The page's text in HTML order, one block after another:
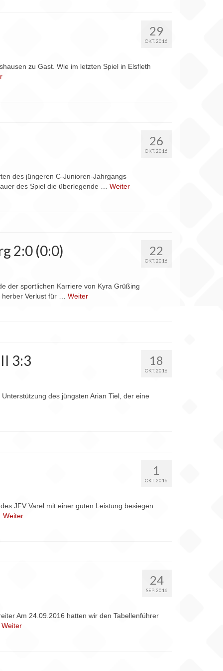
29
OKT. 2016
zu Gast. Wie im letzten Spiel in Elsfleth
26
OKT. 2016
des jüngeren C-Junioren-Jahrgangs
des Spiel die überlegende … Weiter
22
OKT. 2016
2:0 (0:0)
der sportlichen Karriere von Kyra Grüßing
Verlust für … Weiter
18
OKT. 2016
3:3
des jüngsten Arian Tiel, der eine
1
OKT. 2016
JFV Varel mit einer guten Leistung besiegen.
Weiter
24
SEP. 2016
Am 24.09.2016 hatten wir den Tabellenführer
Weiter